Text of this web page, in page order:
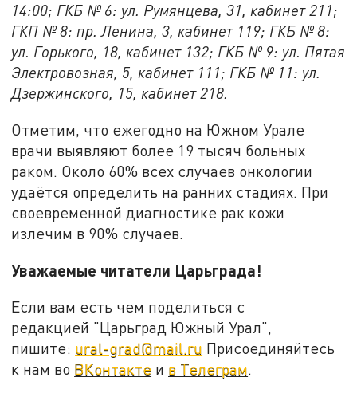
14:00; ГКБ № 6: ул. Румянцева, 31, кабинет 211;
ГКП № 8: пр. Ленина, 3, кабинет 119; ГКБ № 8:
ул. Горького, 18, кабинет 132; ГКБ № 9: ул. Пятая
Электровозная, 5, кабинет 111; ГКБ № 11: ул.
Дзержинского, 15, кабинет 218.
Отметим, что ежегодно на Южном Урале
врачи выявляют более 19 тысяч больных
раком. Около 60% всех случаев онкологии
удаётся определить на ранних стадиях. При
своевременной диагностике рак кожи
излечим в 90% случаев.
Уважаемые читатели Царьграда!
Если вам есть чем поделиться с
редакцией "Царьград Южный Урал",
пишите: ural-grad@mail.ru Присоединяйтесь
к нам во ВКонтакте и в Телеграм.